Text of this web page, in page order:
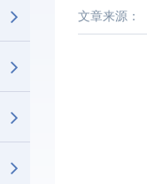
文章来源：